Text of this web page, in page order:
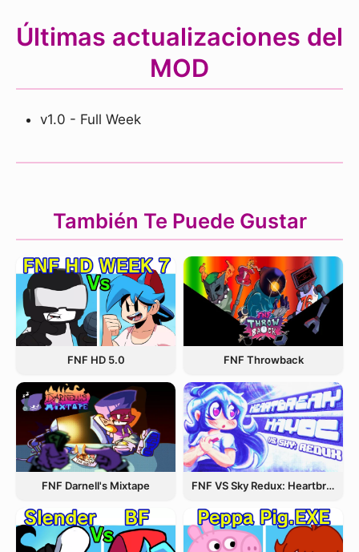
Últimas actualizaciones del
MOD
v1.0 - Full Week
También Te Puede Gustar
FNF HD 5.0 FNF Throwback
FNF Darnell's Mixtape FNF VS Sky Redux: Heartbreak Havoc